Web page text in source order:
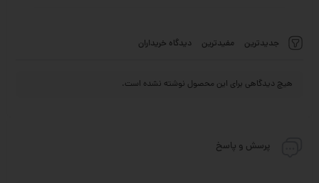
جدیدترین مفیدترین دیدگاه خریداران
هیچ دیدگاهی برای این محصول نوشته نشده است.
پرسش و پاسخ